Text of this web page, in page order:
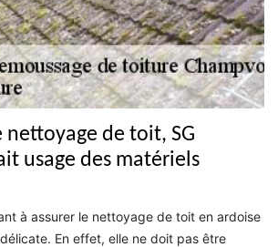
nettoyage de toit, SG
usage des matériels
à assurer le nettoyage de toit en ardoise
En effet, elle ne doit pas être